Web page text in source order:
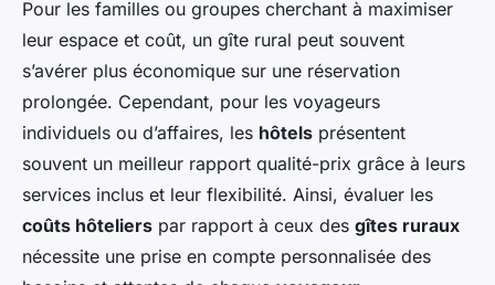
Pour les familles ou groupes cherchant à maximiser
leur espace et coût, un gîte rural peut souvent
s’avérer plus économique sur une réservation
prolongée. Cependant, pour les voyageurs
individuels ou d’affaires, les hôtels présentent
souvent un meilleur rapport qualité-prix grâce à leurs
services inclus et leur flexibilité. Ainsi, évaluer les
coûts hôteliers par rapport à ceux des gîtes ruraux
nécessite une prise en compte personnalisée des